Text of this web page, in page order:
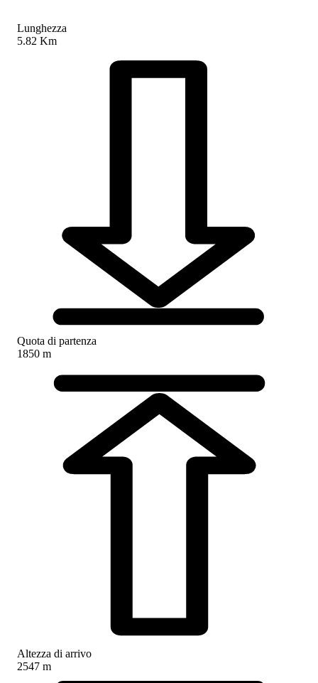
Lunghezza
5.82 Km
Quota di partenza
1850 m
Altezza di arrivo
2547 m